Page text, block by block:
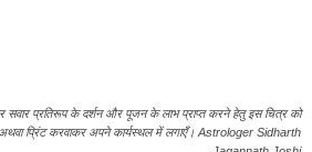
सवार प्रतिरूप के दर्शन और पूजन के लाभ प्राप्त करने हेतु इस चित्र को
प्रिंट करवाकर अपने कार्यस्थल में लगाएँ। Astrologer Sidharth